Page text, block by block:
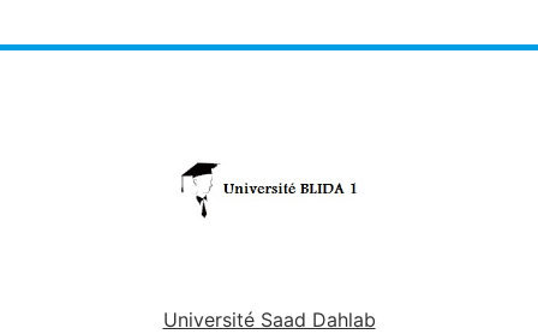
Université Saad Dahlab